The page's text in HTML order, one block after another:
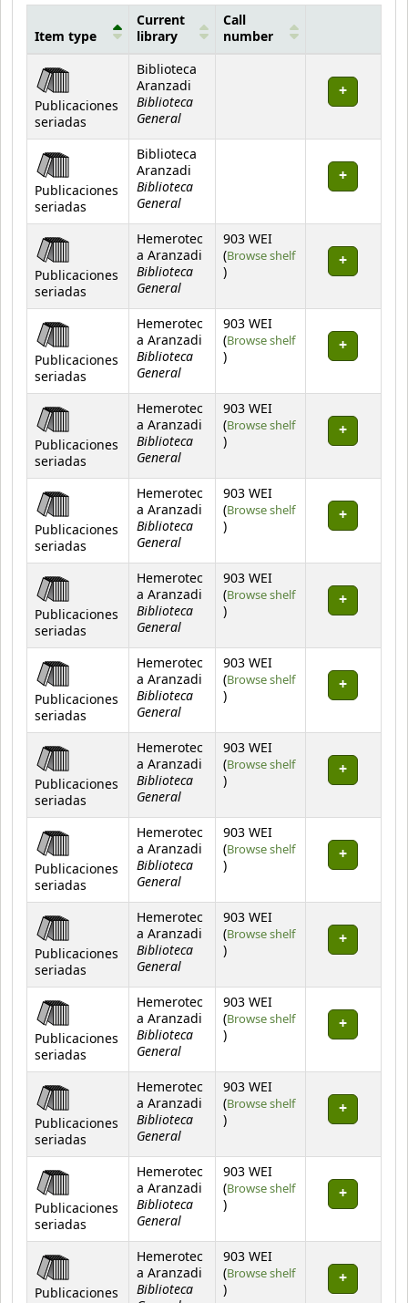
Holdings
Item type
Current
library
Call
number
Publicaciones
seriadas
Biblioteca
Aranzadi
Biblioteca
General
Publicaciones
seriadas
Biblioteca
Aranzadi
Biblioteca
General
Publicaciones
seriadas
Hemerotec
a Aranzadi
Biblioteca
General
903 WEI
(Browse shelf
(Opens below)
)
Publicaciones
seriadas
Hemerotec
a Aranzadi
Biblioteca
General
903 WEI
(Browse shelf
(Opens below)
)
Publicaciones
seriadas
Hemerotec
a Aranzadi
Biblioteca
General
903 WEI
(Browse shelf
(Opens below)
)
Publicaciones
seriadas
Hemerotec
a Aranzadi
Biblioteca
General
903 WEI
(Browse shelf
(Opens below)
)
Publicaciones
seriadas
Hemerotec
a Aranzadi
Biblioteca
General
903 WEI
(Browse shelf
(Opens below)
)
Publicaciones
seriadas
Hemerotec
a Aranzadi
Biblioteca
General
903 WEI
(Browse shelf
(Opens below)
)
Publicaciones
seriadas
Hemerotec
a Aranzadi
Biblioteca
General
903 WEI
(Browse shelf
(Opens below)
)
Publicaciones
seriadas
Hemerotec
a Aranzadi
Biblioteca
General
903 WEI
(Browse shelf
(Opens below)
)
Publicaciones
seriadas
Hemerotec
a Aranzadi
Biblioteca
General
903 WEI
(Browse shelf
(Opens below)
)
Publicaciones
seriadas
Hemerotec
a Aranzadi
Biblioteca
General
903 WEI
(Browse shelf
(Opens below)
)
Publicaciones
seriadas
Hemerotec
a Aranzadi
Biblioteca
General
903 WEI
(Browse shelf
(Opens below)
)
Publicaciones
seriadas
Hemerotec
a Aranzadi
Biblioteca
General
903 WEI
(Browse shelf
(Opens below)
)
Publicaciones
Hemerotec
a Aranzadi
Biblioteca
903 WEI
(Browse shelf
(Opens below)
)